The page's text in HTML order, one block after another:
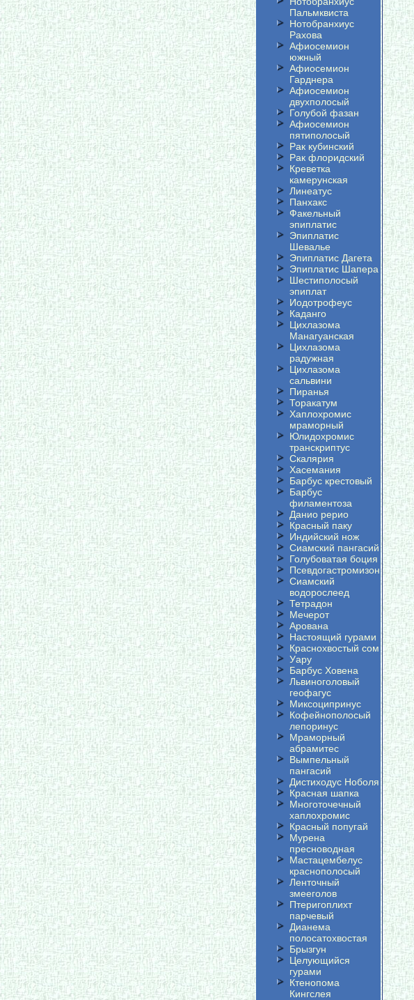
Пальмквиста
Нотобранхиус
Рахова
Афиосемион
южный
Афиосемион
Гарднера
Афиосемион
двухполосый
Голубой фазан
Афиосемион
пятиполосый
Рак кубинский
Рак флоридский
Креветка
камерунская
Линеатус
Панхакс
Факельный
эпиплатис
Эпиплатис
Шевалье
Эпиплатис Дагета
Эпиплатис Шапера
Шестиполосый
эпиплат
Иодотрофеус
Каданго
Цихлазома
Манагуанская
Цихлазома
радужная
Цихлазома
сальвини
Пиранья
Торакатум
Хаплохромис
мраморный
Юлидохромис
транскриптус
Скалярия
Хасемания
Барбус крестовый
Барбус
филаментоза
Данио рерио
Красный паку
Индийский нож
Сиамский пангасий
Голубоватая боция
Псевдогастромизон
Сиамский
водорослеед
Тетрадон
Мечерот
Арована
Настоящий гурами
Краснохвостый сом
Уару
Барбус Ховена
Львиноголовый
геофагус
Миксоципринус
Кофейнополосый
лепоринус
Мраморный
абрамитес
Вымпельный
пангасий
Дистиходус Ноболя
Красная шапка
Многоточечный
хаплохромис
Красный попугай
Мурена
пресноводная
Мастацембелус
краснополосый
Ленточный
змееголов
Птеригоплихт
парчевый
Дианема
полосатохвостая
Брызгун
Целующийся
гурами
Ктенопома
Кингслея